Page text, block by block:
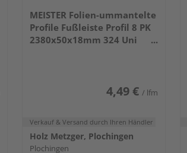
MEISTER Folien-ummantelte
Profile Fußleiste Profil 8 PK
2380x50x18mm 324 Uni
4,49 € / lfm
Verkauf & Versand durch Ihren Händler
Holz Metzger, Plochingen
Plochingen